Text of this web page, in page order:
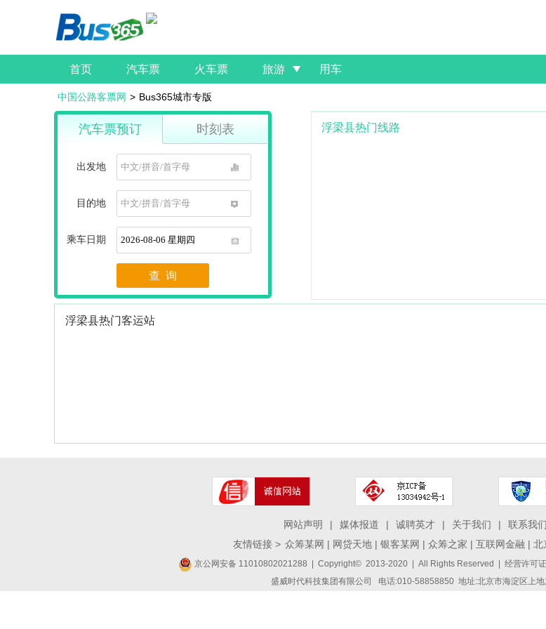
首页 汽车票 火车票 旅游 用车
中国公路客票网 > Bus365城市专版
汽车票预订 时刻表
出发地
目的地
1
乘车日期
1
查 询
浮梁县热门线路
浮梁县热门客运站
网站声明 | 媒体报道 | 诚聘英才 | 关于我们 | 联系我们
友情链接 > 众筹某网 | 网贷天地 | 银客某网 | 众筹之家 | 互联网金融 | 北
京公网安备 11010802021288 | Copyright© 2013-2020 | All Rights Reserved | 经营许可
盛威时代科技集团有限公司 电话:010-58858850 地址:北京市海淀区上